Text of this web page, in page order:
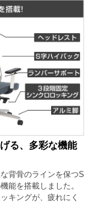
る、多彩な機能
背骨のラインを保つS
能を搭載しました。
キングが、疲れにく